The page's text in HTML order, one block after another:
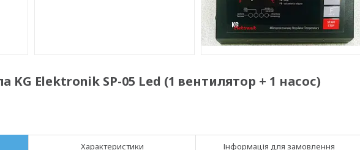
KG Elektronik SP-05 Led (1 вентилятор + 1 насос)
Характеристики Інформація для замовлення